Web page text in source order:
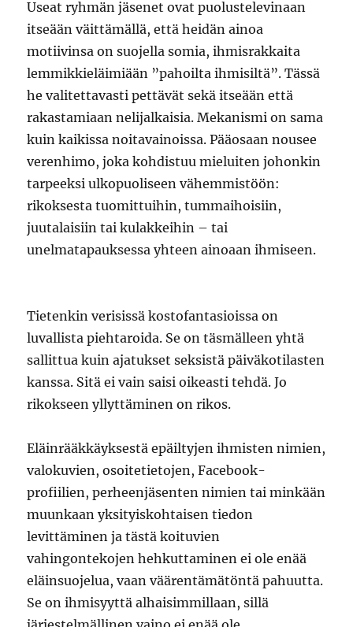
Useat ryhmän jäsenet ovat puolustelevinaan
itseään väittämällä, että heidän ainoa
motiivinsa on suojella somia, ihmisrakkaita
lemmikkieläimiään ”pahoilta ihmisiltä”. Tässä
he valitettavasti pettävät sekä itseään että
rakastamiaan nelijalkaisia. Mekanismi on sama
kuin kaikissa noitavainoissa. Pääosaan nousee
verenhimo, joka kohdistuu mieluiten johonkin
tarpeeksi ulkopuoliseen vähemmistöön:
rikoksesta tuomittuihin, tummaihoisiin,
juutalaisiin tai kulakkeihin – tai
unelmatapauksessa yhteen ainoaan ihmiseen.
Tietenkin verisissä kostofantasioissa on
luvallista piehtaroida. Se on täsmälleen yhtä
sallittua kuin ajatukset seksistä päiväkotilasten
kanssa. Sitä ei vain saisi oikeasti tehdä. Jo
rikokseen yllyttäminen on rikos.
Eläinrääkkäyksestä epäiltyjen ihmisten nimien,
valokuvien, osoitetietojen, Facebook-
profiilien, perheenjäsenten nimien tai minkään
muunkaan yksityiskohtaisen tiedon
levittäminen ja tästä koituvien
vahingontekojen hehkuttaminen ei ole enää
eläinsuojelua, vaan väärentämätöntä pahuutta.
Se on ihmisyyttä alhaisimmillaan, sillä